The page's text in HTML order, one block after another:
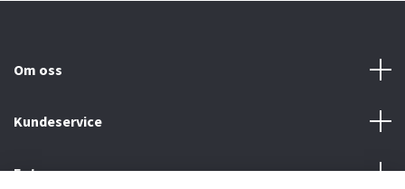
Om oss
Kundeservice
Fotmeny